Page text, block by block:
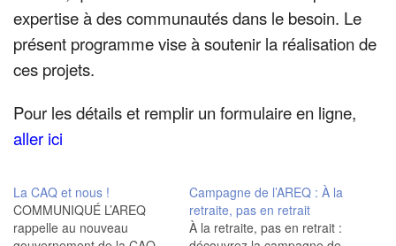
expertise à des communautés dans le besoin. Le
présent programme viseà soutenir la réalisation de
ces projets.
Pour les détails et remplir un formulaire en ligne,
aller ici
La CAQ et nous !
COMMUNIQUÉ L’AREQ
rappelle au nouveau
Campagne de l’AREQ : À la
retraite, pas en retrait
À la retraite, pas en retrait :